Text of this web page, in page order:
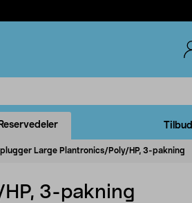
Reservedeler Tilbud
Large Plantronics/Poly/HP, 3-pakning
3-pakning